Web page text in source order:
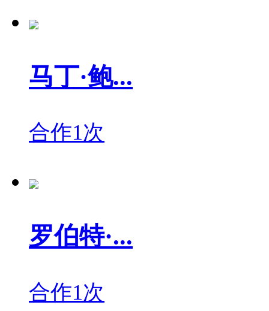
马丁·鲍...
合作1次
罗伯特·...
合作1次